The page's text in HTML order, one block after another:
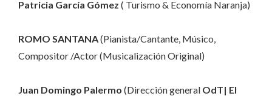
Patricia García Gómez ( Turismo & Economía Naranja)
ROMO SANTANA(Pianista/Cantante, Músico,
Compositor /Actor (Musicalización Original)
Juan Domingo Palermo (Dirección general OdT| El